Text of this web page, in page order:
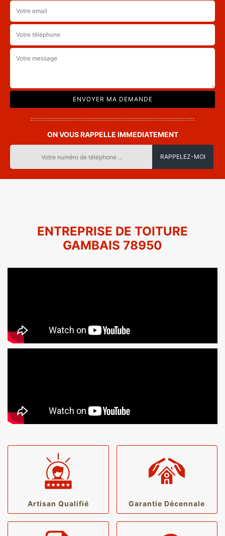
ON VOUS RAPPELLE IMMEDIATEMENT
ENTREPRISE DE TOITURE
GAMBAIS 78950
Artisan Qualifié Garantie Décennale